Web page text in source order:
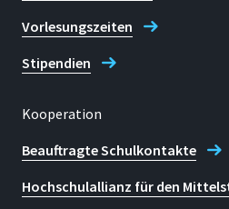
Vorlesungszeiten
Stipendien
Kooperation
Beauftragte Schulkontakte
Hochschulallianz für den